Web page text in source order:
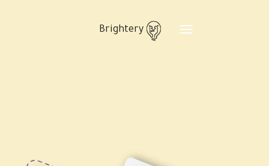
Toggle
navigation
Brightery